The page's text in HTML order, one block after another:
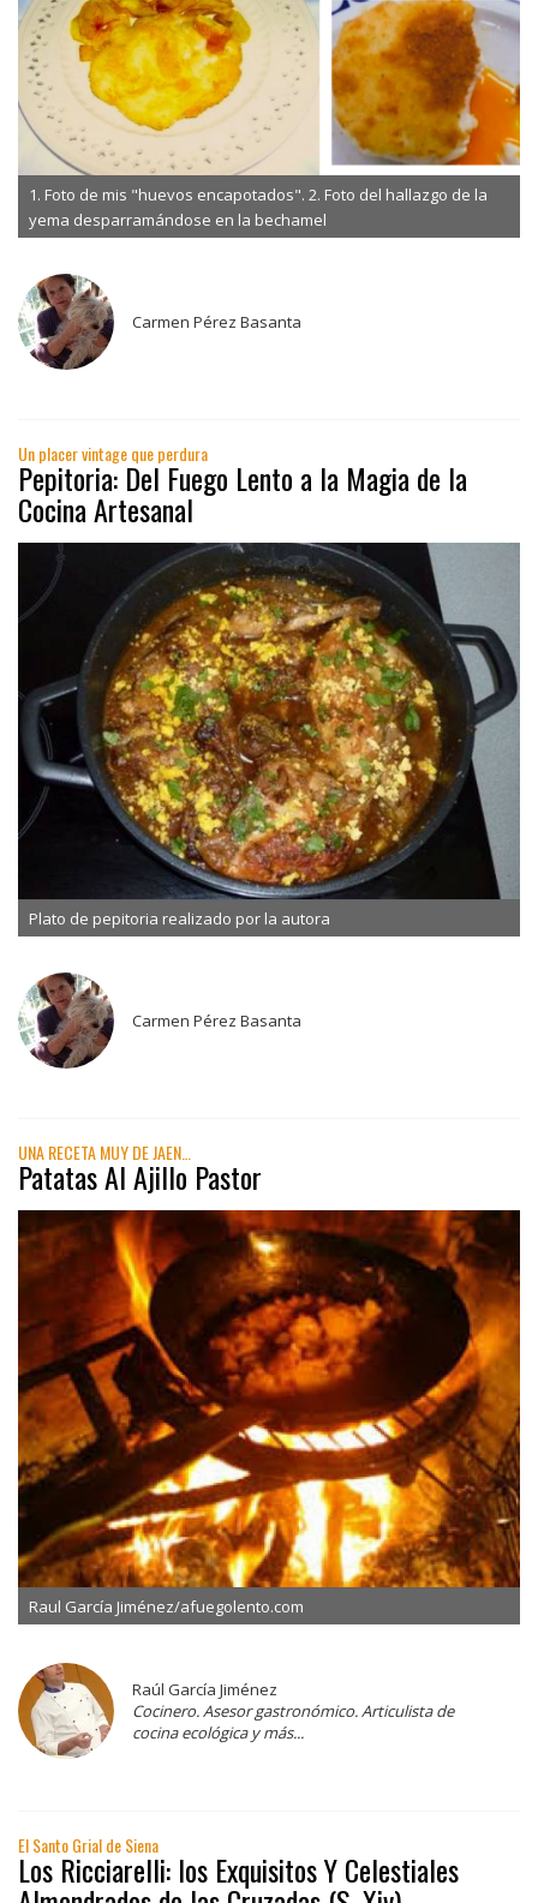
1. Foto de mis "huevos encapotados". 2. Foto del hallazgo de la
yema desparramándose en la bechamel
Carmen Pérez Basanta
Un placer vintage que perdura
Pepitoria: Del Fuego Lento a la Magia de la
Cocina Artesanal
Plato de pepitoria realizado por la autora
Carmen Pérez Basanta
UNA RECETA MUY DE JAEN…
Patatas Al Ajillo Pastor
Raul García Jiménez/afuegolento.com
Raúl García Jiménez
Cocinero. Asesor gastronómico. Articulista de
cocina ecológica y más...
El Santo Grial de Siena
Los Ricciarelli: los Exquisitos Y Celestiales